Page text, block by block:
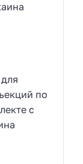
по
с